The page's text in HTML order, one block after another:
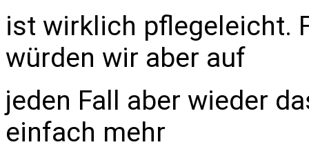
ist wirklich pflegeleicht.
würden wir aber auf
jeden Fall aber wieder
einfach mehr